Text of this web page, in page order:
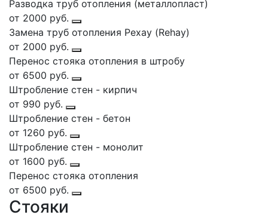
Разводка труб отопления (металлопласт)
от 2000 руб.
Замена труб отопления Рехау (Rehay)
от 2000 руб.
Перенос стояка отопления в штробу
от 6500 руб.
Штробление стен - кирпич
от 990 руб.
Штробление стен - бетон
от 1260 руб.
Штробление стен - монолит
от 1600 руб.
Перенос стояка отопления
от 6500 руб.
Стояки